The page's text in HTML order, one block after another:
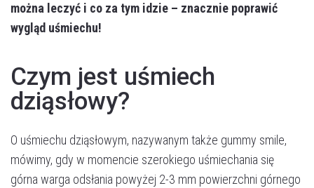
można leczyć i co za tym idzie – znacznie poprawić
wygląd uśmiechu!
Czym jest uśmiech
dziąsłowy?
O uśmiechu dziąsłowym, nazywanym także gummy smile,
mówimy, gdy w momencie szerokiego uśmiechania się
górna warga odsłania powyżej 2-3 mm powierzchni górnego